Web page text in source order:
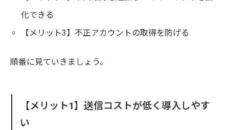
化できる
【メリット3】不正アカウントの取得を防げる
順番に見ていきましょう。
【メリット1】送信コストが低く導入しやす
い